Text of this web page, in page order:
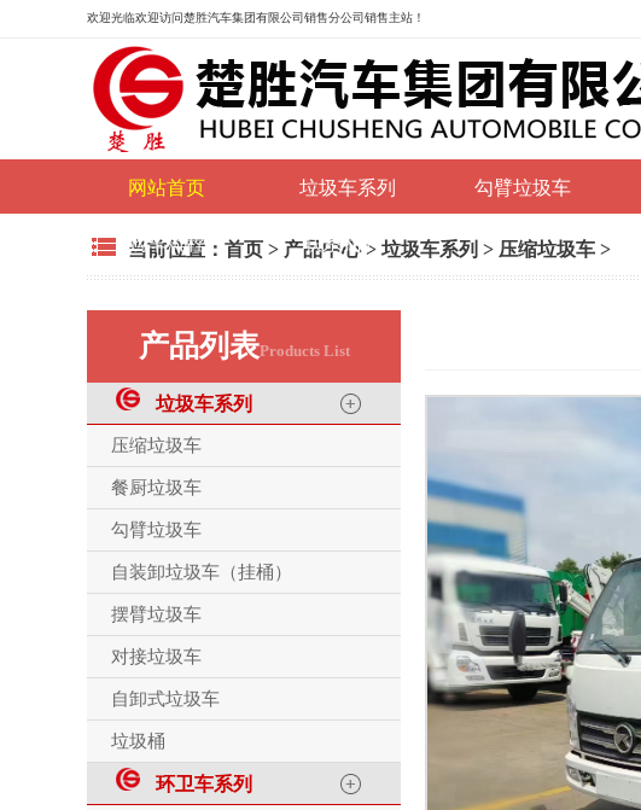
欢迎光临欢迎访问楚胜汽车集团有限公司销售分公司销售主站！
网站首页 垃圾车系列 勾臂垃圾车
购车流程 联系我们
当前位置： 首页 > 产品中心> 垃圾车系列 > 压缩垃圾车 >
产品列表Products List
垃圾车系列
压缩垃圾车
餐厨垃圾车
勾臂垃圾车
自装卸垃圾车（挂桶）
摆臂垃圾车
对接垃圾车
自卸式垃圾车
垃圾桶
环卫车系列